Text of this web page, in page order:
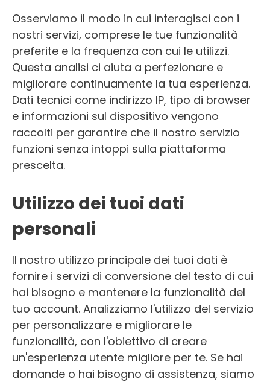
Osserviamo il modo in cui interagisci con i
nostri servizi, comprese le tue funzionalità
preferite e la frequenza con cui le utilizzi.
Questa analisi ci aiuta a perfezionare e
migliorare continuamente la tua esperienza.
Dati tecnici come indirizzo IP, tipo di browser
e informazioni sul dispositivo vengono
raccolti per garantire che il nostro servizio
funzioni senza intoppi sulla piattaforma
prescelta.
Utilizzo dei tuoi dati
personali
Il nostro utilizzo principale dei tuoi dati è
fornire i servizi di conversione del testo di cui
hai bisogno e mantenere la funzionalità del
tuo account. Analizziamo l'utilizzo del servizio
per personalizzare e migliorare le
funzionalità, con l'obiettivo di creare
un'esperienza utente migliore per te. Se hai
domande o hai bisogno di assistenza, siamo